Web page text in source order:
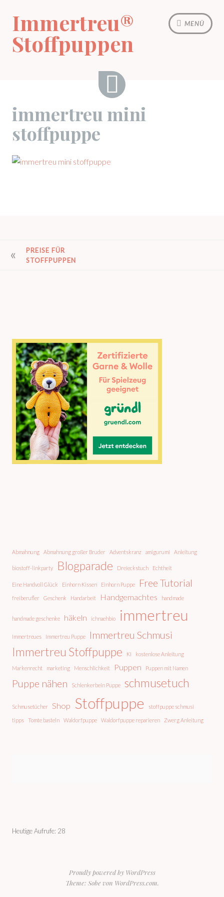
Inhalt
springen
MENÜ
Immertreu®
Stoffpuppen
mini
immertreu mini
stoffpuppe
BEITRAGSNAVIGATION
PREISE FÜR
STOFFPUPPEN
Abmahnung Abmahnung großer Bruder Adventskranz amigurumi Anleitung
biostoff-linkparty Blogparade Dreieckstuch Echtheit
Eine Handvoll Glück Einhorn Kissen Einhorn Puppe Free Tutorial
freiberufler Geschenk Handarbeit Handgemachtes handmade
handmade geschenke häkeln ichnaehbio immertreu
Immertreues Immertreu Puppe Immertreu Schmusi
Immertreu Stoffpuppe KI kostenlose Anleitung
Markenrecht marketing Menschlichkeit Puppen Puppen mit Namen
Puppe nähen Schlenkerbein Puppe schmusetuch
Schmusetücher Shop Stoffpuppe stoffpuppe schmusi
tipps Tomte basteln Waldorfpuppe Waldorfpuppe reparieren Zwerg Anleitung
Heutige Aufrufe: 28
Proudly powered by WordPress
Theme: Sobe von WordPress.com.